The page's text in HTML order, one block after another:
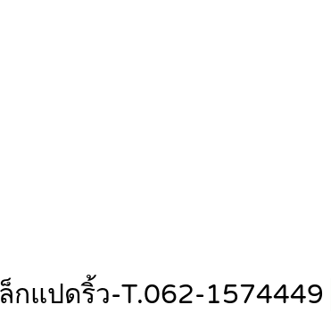
แปดริ้ว-T.062-1574449